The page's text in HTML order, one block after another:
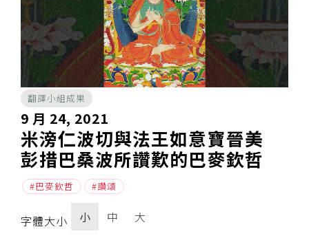
加入志工
巴麥欽哲傳承
第三世巴麥欽哲仁波切
傳承上師授證
專書與譯著
*巴麥寺與麥青寺的聯合聲明
翻譯小組成果
9 月 24, 2021
米滂仁波切與法王如意寶晉美
彭措巴桑波所讚歎的巴麥欽哲
巴麥欽哲 讚頌
字體大小 小 中 大